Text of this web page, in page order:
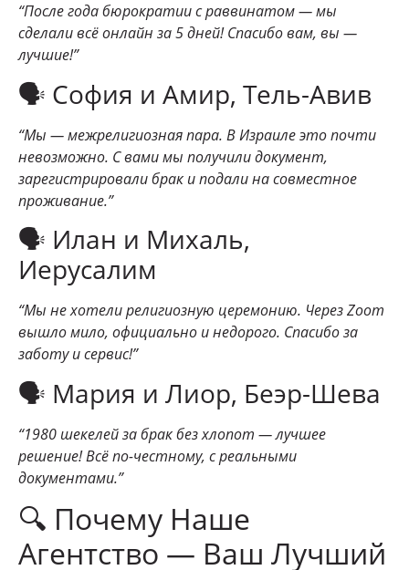
“После года бюрократии с раввинатом — мы
сделали всё онлайн за 5 дней! Спасибо вам, вы —
лучшие!”
🗣 София и Амир, Тель-Авив
“Мы — межрелигиозная пара. В Израиле это почти
невозможно. С вами мы получили документ,
зарегистрировали брак и подали на совместное
проживание.”
🗣 Илан и Михаль,
Иерусалим
“Мы не хотели религиозную церемонию. Через Zoom
вышло мило, официально и недорого. Спасибо за
заботу и сервис!”
🗣 Мария и Лиор, Беэр-Шева
“1980 шекелей за брак без хлопот — лучшее
решение! Всё по-честному, с реальными
документами.”
🔍 Почему Наше
Агентство — Ваш Лучший